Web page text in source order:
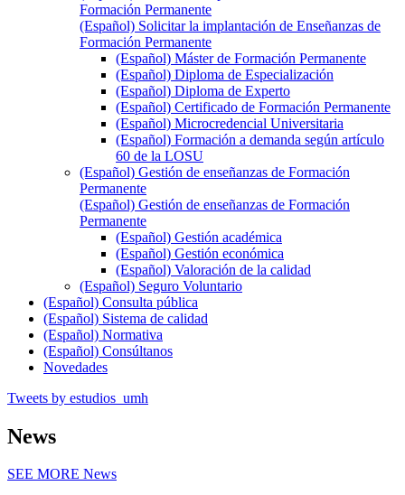
Formación Permanente
(Español) Solicitar la implantación de Enseñanzas de
Formación Permanente
(Español) Máster de Formación Permanente
(Español) Diploma de Especialización
(Español) Diploma de Experto
(Español) Certificado de Formación Permanente
(Español) Microcredencial Universitaria
(Español) Formación a demanda según artículo
60 de la LOSU
(Español) Gestión de enseñanzas de Formación
Permanente
(Español) Gestión de enseñanzas de Formación
Permanente
(Español) Gestión académica
(Español) Gestión económica
(Español) Valoración de la calidad
(Español) Seguro Voluntario
(Español) Consulta pública
(Español) Sistema de calidad
(Español) Normativa
(Español) Consúltanos
Novedades
Tweets by estudios_umh
News
SEE MORE News